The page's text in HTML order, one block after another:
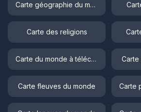
Carte géographie du monde
Carte des religions
Carte du monde à télécharger Carte
Carte fleuves du monde